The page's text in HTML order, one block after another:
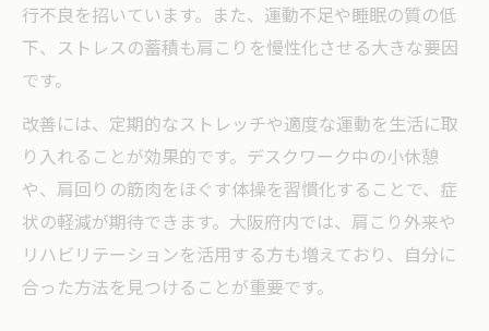
行不良を招いています。また、運動不足や睡眠の質の低
下、ストレスの蓄積も肩こりを慢性化させる大きな要因
です。
改善には、定期的なストレッチや適度な運動を生活に取
り入れることが効果的です。デスクワーク中の小休憩
や、肩回りの筋肉をほぐす体操を習慣化することで、症
状の軽減が期待できます。大阪府内では、肩こり外来や
リハビリテーションを活用する方も増えており、自分に
合った方法を見つけることが重要です。